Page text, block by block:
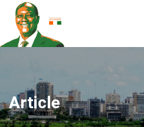
Article